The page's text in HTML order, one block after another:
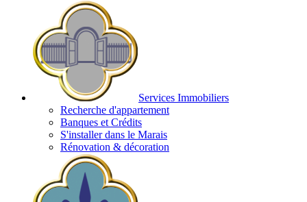
Services Immobiliers
Recherche d'appartement
Banques et Crédits
S'installer dans le Marais
Rénovation & décoration